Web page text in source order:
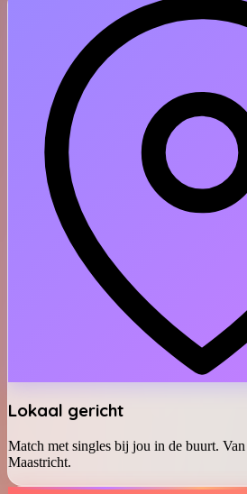
Lokaal gericht
Match met singles bij jou in de buurt.
Maastricht.